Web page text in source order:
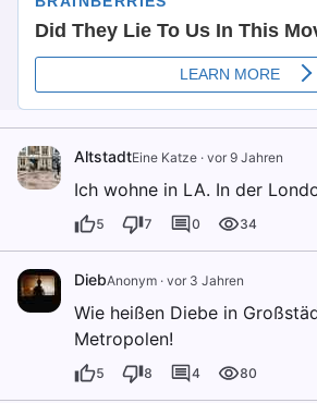
AltstadtEine Katze · vor 9 Jahren
Ich wohne in LA. In der
5 7 0 34
DiebAnonym · vor 3 Jahren
Wie heißen Diebe in
Metropolen!
5 8 4 80